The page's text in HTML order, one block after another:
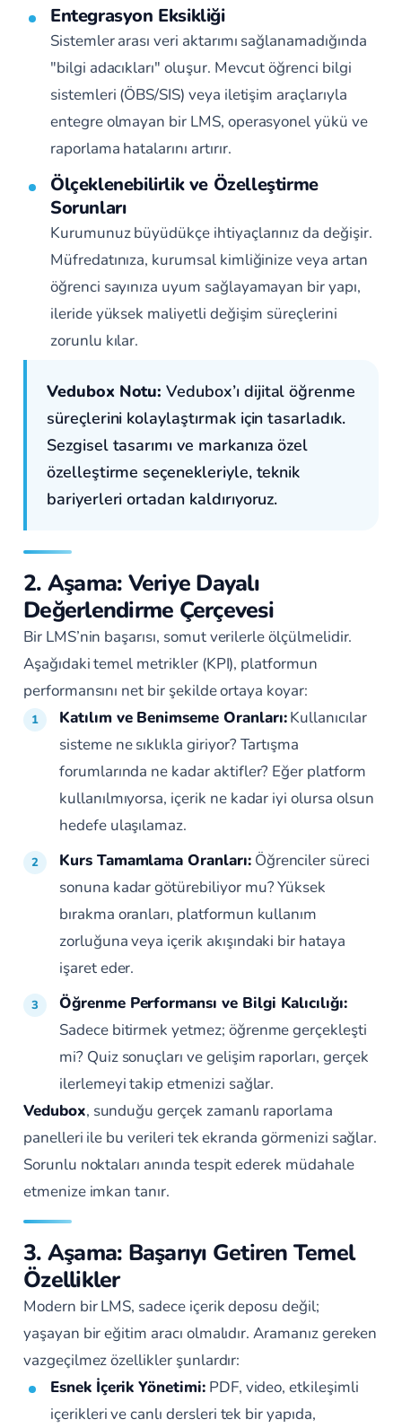
Entegrasyon Eksikliği
Sistemler arası veri aktarımı sağlanamadığında
"bilgi adacıkları" oluşur. Mevcut öğrenci bilgi
sistemleri (ÖBS/SIS) veya iletişim araçlarıyla
entegre olmayan bir LMS, operasyonel yükü ve
raporlama hatalarını artırır.
Ölçeklenebilirlik ve Özelleştirme
Sorunları
Kurumunuz büyüdükçe ihtiyaçlarınız da değişir.
Müfredatınıza, kurumsal kimliğinize veya artan
öğrenci sayınıza uyum sağlayamayan bir yapı,
ileride yüksek maliyetli değişim süreçlerini
zorunlu kılar.
Vedubox Notu: Vedubox’ı dijital öğrenme
süreçlerini kolaylaştırmak için tasarladık.
Sezgisel tasarımı ve markanıza özel
özelleştirme seçenekleriyle, teknik
bariyerleri ortadan kaldırıyoruz.
2. Aşama: Veriye Dayalı
Değerlendirme Çerçevesi
Bir LMS’nin başarısı, somut verilerle ölçülmelidir.
Aşağıdaki temel metrikler (KPI), platformun
performansını net bir şekilde ortaya koyar:
Katılım ve Benimseme Oranları:Kullanıcılar
sisteme ne sıklıkla giriyor? Tartışma
forumlarında ne kadar aktifler? Eğer platform
kullanılmıyorsa, içerik ne kadar iyi olursa olsun
hedefe ulaşılamaz.
Kurs Tamamlama Oranları:Öğrenciler süreci
sonuna kadar götürebiliyor mu? Yüksek
bırakma oranları, platformun kullanım
zorluğuna veya içerik akışındaki bir hataya
işaret eder.
Öğrenme Performansı ve Bilgi Kalıcılığı:
Sadece bitirmek yetmez; öğrenme gerçekleşti
mi? Quiz sonuçları ve gelişim raporları, gerçek
ilerlemeyi takip etmenizi sağlar.
Vedubox, sunduğu gerçek zamanlı raporlama
panelleri ile bu verileri tek ekranda görmenizi sağlar.
Sorunlu noktaları anında tespit ederek müdahale
etmenize imkan tanır.
3. Aşama: Başarıyı Getiren Temel
Özellikler
Modern bir LMS, sadece içerik deposu değil;
yaşayan bir eğitim aracı olmalıdır. Aramanız gereken
vazgeçilmez özellikler şunlardır:
Esnek İçerik Yönetimi:PDF, video, etkileşimli
içerikleri ve canlı dersleri tek bir yapıda,